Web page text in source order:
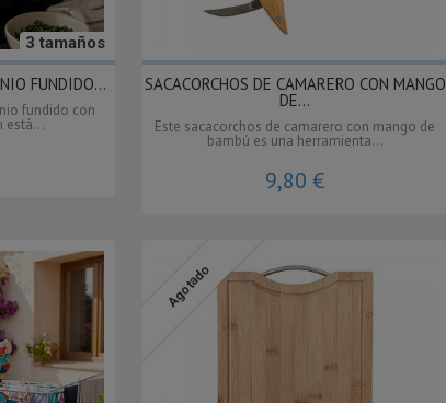
3 tamaños
FUNDIDO...
fundido con
está...
SACACORCHOS DE CAMARERO CON MANGO
DE...
Este sacacorchos de camarero con mango de
bambú es una herramienta...
9,80 €
Agotado